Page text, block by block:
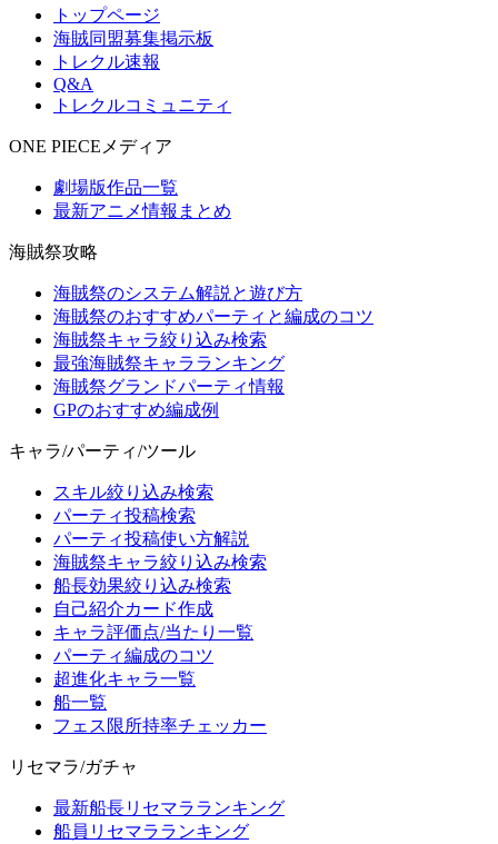
トップページ
海賊同盟募集掲示板
トレクル速報
Q&A
トレクルコミュニティ
ONE PIECEメディア
劇場版作品一覧
最新アニメ情報まとめ
海賊祭攻略
海賊祭のシステム解説と遊び方
海賊祭のおすすめパーティと編成のコツ
海賊祭キャラ絞り込み検索
最強海賊祭キャラランキング
海賊祭グランドパーティ情報
GPのおすすめ編成例
キャラ/パーティ/ツール
スキル絞り込み検索
パーティ投稿検索
パーティ投稿使い方解説
海賊祭キャラ絞り込み検索
船長効果絞り込み検索
自己紹介カード作成
キャラ評価点/当たり一覧
パーティ編成のコツ
超進化キャラ一覧
船一覧
フェス限所持率チェッカー
リセマラ/ガチャ
最新船長リセマラランキング
船員リセマラランキング